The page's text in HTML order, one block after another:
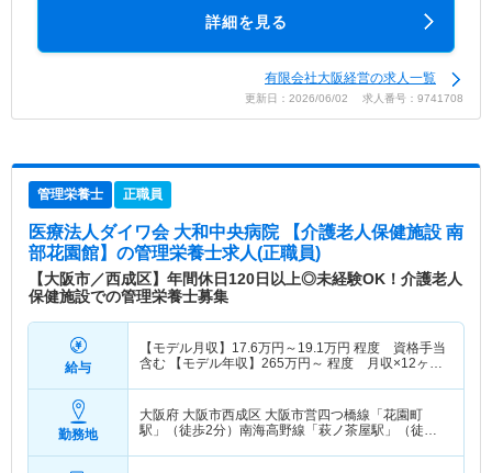
詳細を見る
有限会社大阪経営の求人一覧
更新日：2026/06/02 求人番号：9741708
管理栄養士 正職員
医療法人ダイワ会 大和中央病院 【介護老人保健施設 南
部花園館】 の管理栄養士求人(正職員)
【大阪市／西成区】年間休日120日以上◎未経験OK！介護老人
保健施設での管理栄養士募集
給与
【モデル月収】 17.6万円～ 19.1万円 程度 資格手当
含む 【モデル年収】 265万円～ 程度 月収×12ヶ月
勤務地
大阪府 大阪市西成区 大阪市営四つ橋線「花園町
駅」（徒歩2分）南海高野線「萩ノ茶屋駅」（徒歩8